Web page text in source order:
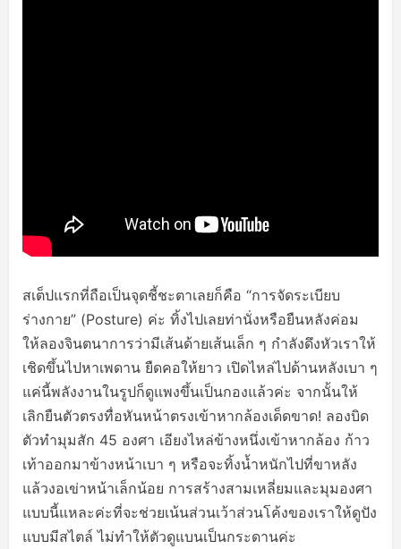
สเต็ปแรกที่ถือเป็นจุดชี้ชะตาเลยก็คือ “การจัดระเบียบ
ร่างกาย” (Posture) ค่ะ ทิ้งไปเลยท่านั่งหรือยืนหลังค่อม
ให้ลองจินตนาการว่ามีเส้นด้ายเส้นเล็ก ๆ กำลังดึงหัวเราให้
เชิดขึ้นไปหาเพดาน ยืดคอให้ยาว เปิดไหล่ไปด้านหลังเบา ๆ
แค่นี้พลังงานในรูปก็ดูแพงขึ้นเป็นกองแล้วค่ะ จากนั้นให้
เลิกยืนตัวตรงทื่อหันหน้าตรงเข้าหากล้องเด็ดขาด! ลองบิด
ตัวทำมุมสัก 45 องศา เอียงไหล่ข้างหนึ่งเข้าหากล้อง ก้าว
เท้าออกมาข้างหน้าเบา ๆ หรือจะทิ้งน้ำหนักไปที่ขาหลัง
แล้วงอเข่าหน้าเล็กน้อย การสร้างสามเหลี่ยมและมุมองศา
แบบนี้แหละค่ะที่จะช่วยเน้นส่วนเว้าส่วนโค้งของเราให้ดูปัง
แบบมีสไตล์ ไม่ทำให้ตัวดูแบนเป็นกระดานค่ะ